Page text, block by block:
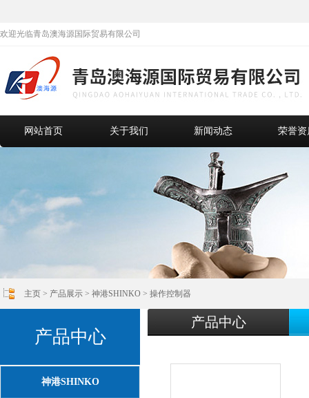
欢迎光临青岛澳海源国际贸易有限公司
网站首页 关于我们 新闻动态 荣誉资
主页 > 产品展示 > 神港SHINKO > 操作控制器
产品中心
神港SHINKO
产品中心